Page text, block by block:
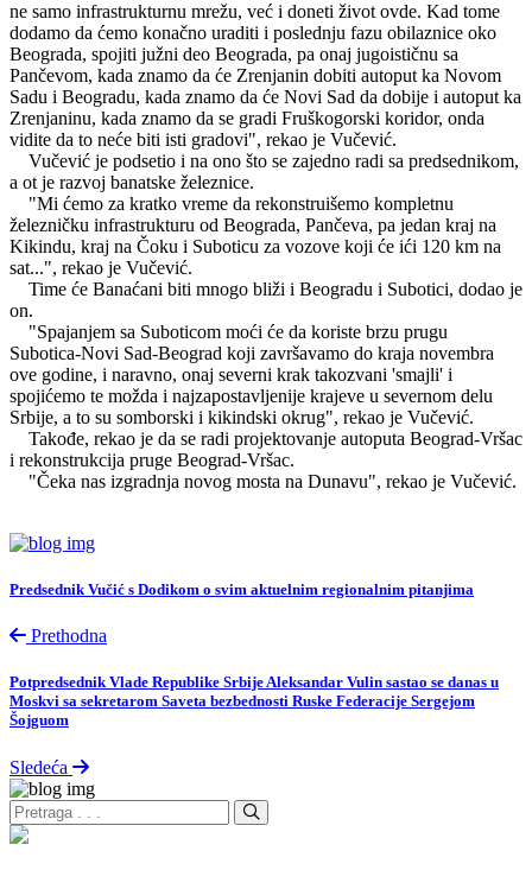
ne samo infrastrukturnu mrežu, već i doneti život ovde. Kad tome
dodamo da ćemo konačno uraditi i poslednju fazu obilaznice oko
Beograda, spojiti južni deo Beograda, pa onaj jugoističnu sa
Pančevom, kada znamo da će Zrenjanin dobiti autoput ka Novom
Sadu i Beogradu, kada znamo da će Novi Sad da dobije i autoput ka
Zrenjaninu, kada znamo da se gradi Fruškogorski koridor, onda
vidite da to neće biti isti gradovi", rekao je Vučević.
Vučević je podsetio i na ono što se zajedno radi sa predsednikom,
a ot je razvoj banatske železnice.
"Mi ćemo za kratko vreme da rekonstruišemo kompletnu
železničku infrastrukturu od Beograda, Pančeva, pa jedan kraj na
Kikindu, kraj na Čoku i Suboticu za vozove koji će ići 120 km na
sat...", rekao je Vučević.
Time će Banaćani biti mnogo bliži i Beogradu i Subotici, dodao je
on.
"Spajanjem sa Suboticom moći će da koriste brzu prugu
Subotica-Novi Sad-Beograd koji završavamo do kraja novembra
ove godine, i naravno, onaj severni krak takozvani 'smajli' i
spojićemo te možda i najzapostavljenije krajeve u severnom delu
Srbije, a to su somborski i kikindski okrug", rekao je Vučević.
Takođe, rekao je da se radi projektovanje autoputa Beograd-Vršac
i rekonstrukcija pruge Beograd-Vršac.
"Čeka nas izgradnja novog mosta na Dunavu", rekao je Vučević.
Predsednik Vučić s Dodikom o svim aktuelnim regionalnim pitanjima
Prethodna
Potpredsednik Vlade Republike Srbije Aleksandar Vulin sastao se danas u
Moskvi sa sekretarom Saveta bezbednosti Ruske Federacije Sergejom
Šojguom
Sledeća